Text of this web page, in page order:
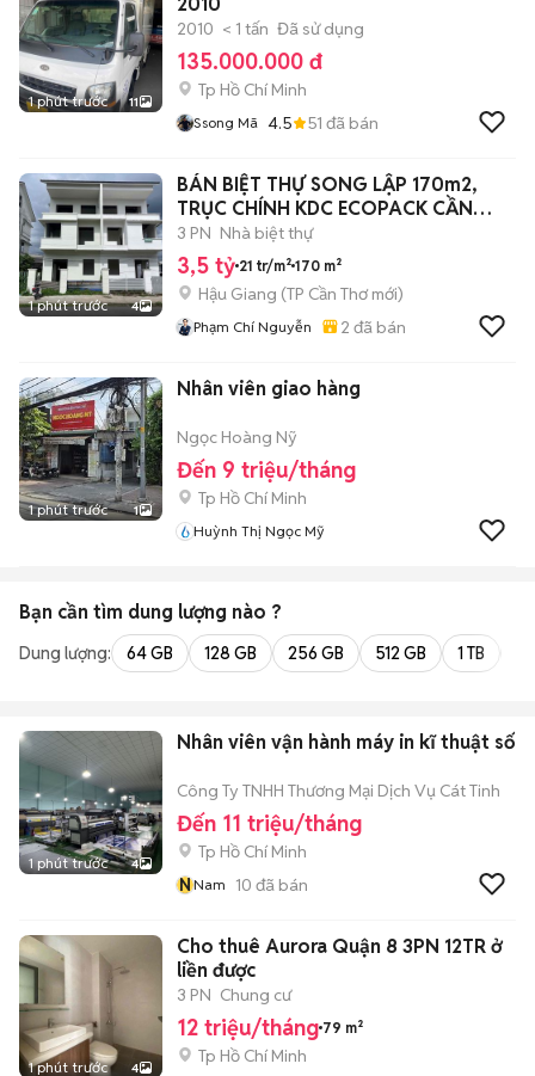
1 phút trước 11
2010 < 1 tấn Đã sử dụng
135.000.000 đ
Tp Hồ Chí Minh
Ssong Mã 4.5 51 đã bán
1 phút trước 4
BÁN BIỆT THỰ SONG LẬP 170m2,
TRỤC CHÍNH KDC ECOPACK CẦN
THƠ.
3 PN Nhà biệt thự
3,5 tỷ 21 tr/m² 170 m²
Hậu Giang (TP Cần Thơmới)
Phạm Chí Nguyễn 2 đã bán
1 phút trước 1
Nhân viên giao hàng
Ngọc Hoàng Nỹ
Đến 9 triệu/tháng
Tp Hồ Chí Minh
Huỳnh Thị Ngọc Mỹ
Bạn cần tìm dung lượng nào ?
Dung lượng: 64 GB 128 GB 256 GB 512 GB 1 TB
1 phút trước 4
Nhân viên vận hành máy in kĩ thuật số
Công Ty TNHH Thương Mại Dịch Vụ Cát Tinh
Đến 11 triệu/tháng
Tp Hồ Chí Minh
NNam 10 đã bán
1 phút trước 4
Cho thuê Aurora Quận 8 3PN 12TR ở
liền được
3 PN Chung cư
12 triệu/tháng 79 m²
Tp Hồ Chí Minh